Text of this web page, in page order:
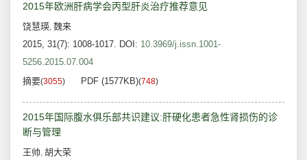
2015年欧洲肝病学会丙型肝炎治疗推荐意见
饶慧瑛, 魏来
2015, 31(7): 1008-1017. DOI: 10.3969/j.issn.1001-
5256.2015.07.004
摘要(3055) PDF (1577KB)(748)
2015年国际腹水俱乐部共识建议:肝硬化患者急性肾损伤的诊
断与管理
王帅, 胡大荣